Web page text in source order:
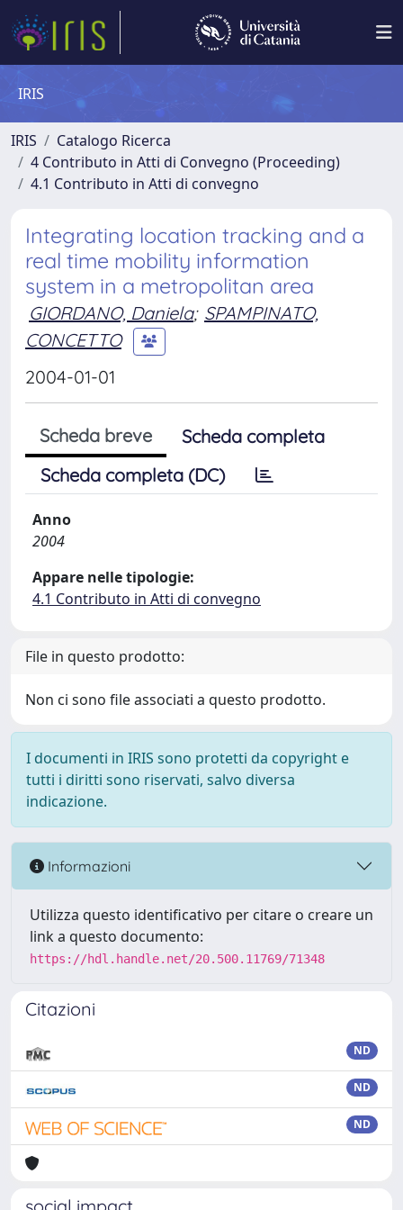
IRIS
IRIS
Catalogo Ricerca
4 Contributo in Atti di Convegno (Proceeding)
4.1 Contributo in Atti di convegno
Integrating location tracking and a
real time mobility information
system in a metropolitan area
GIORDANO, Daniela; SPAMPINATO,
CONCETTO
2004-01-01
Scheda breve
Scheda completa
Scheda completa (DC)
Anno
2004
Appare nelle tipologie:
4.1 Contributo in Atti di convegno
File in questo prodotto:
Non ci sono file associati a questo prodotto.
I documenti in IRIS sono protetti da copyright e
tutti i diritti sono riservati, salvo diversa
indicazione.
Informazioni
Utilizza questo identificativo per citare o creare un
link a questo documento:
https://hdl.handle.net/20.500.11769/71348
Citazioni
ND
ND
ND